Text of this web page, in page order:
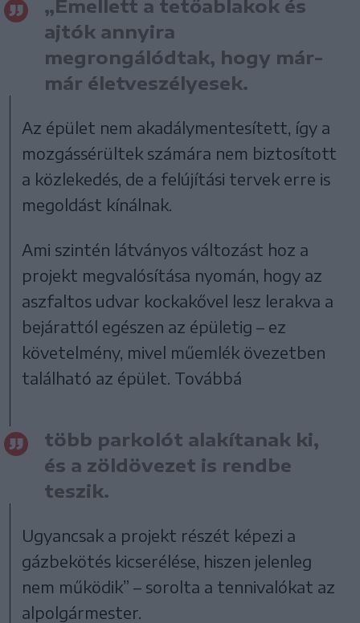
„Emellett a tetőablakok és
ajtók annyira
megrongálódtak, hogy már-
már életveszélyesek.
Az épület nem akadálymentesített, így a
mozgássérültek számára nem biztosított
a közlekedés, de a felújítási tervek erre is
megoldást kínálnak.
Ami szintén látványos változást hoz a
projekt megvalósítása nyomán, hogy az
aszfaltos udvar kockakővel lesz lerakva a
bejárattól egészen az épületig – ez
követelmény, mivel műemlék övezetben
található az épület. Továbbá
több parkolót alakítanak ki,
és a zöldövezet is rendbe
teszik.
Ugyancsak a projekt részét képezi a
gázbekötés kicserélése, hiszen jelenleg
nem működik” – sorolta a tennivalókat az
alpolgármester.